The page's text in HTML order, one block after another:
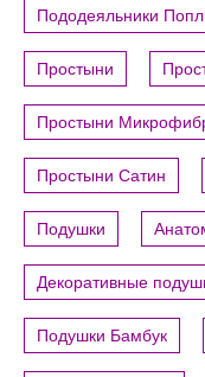
Пододеяльники
Простыни
Простыни
Простыни Сатин
Подушки
Декоративные
Подушки Бамбук